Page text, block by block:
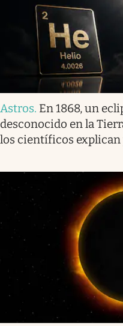
Astros. En 1868, un
desconocido en la
los científicos